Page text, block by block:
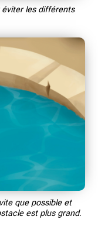
éviter les différents
que possible et
est plus grand.